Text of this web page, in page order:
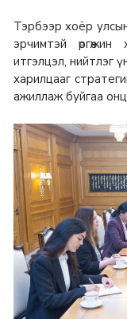
Тэрбээр хоёр
эрчимтэй
итгэлцэл, нийтлэг
харилцааг
ажиллаж буйгаа